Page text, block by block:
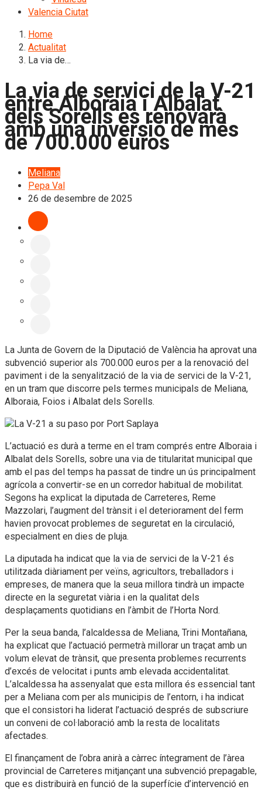
Valencia Ciutat
Home
Actualitat
La via de…
La via de servici de la V-21
entre Alboraia i Albalat
dels Sorells es renovarà
amb una inversió de més
de 700.000 euros
Meliana
Pepa Val
26 de desembre de 2025
La Junta de Govern de la Diputació de València ha aprovat una
subvenció superior als 700.000 euros per a la renovació del
paviment i de la senyalització de la via de servici de la V-21,
en un tram que discorre pels termes municipals de Meliana,
Alboraia, Foios i Albalat dels Sorells.
L’actuació es durà a terme en el tram comprés entre Alboraia i
Albalat dels Sorells, sobre una via de titularitat municipal que
amb el pas del temps ha passat de tindre un ús principalment
agrícola a convertir-se en un corredor habitual de mobilitat.
Segons ha explicat la diputada de Carreteres, Reme
Mazzolari, l’augment del trànsit i el deteriorament del ferm
havien provocat problemes de seguretat en la circulació,
especialment en dies de pluja.
La diputada ha indicat que la via de servici de la V-21 és
utilitzada diàriament per veïns, agricultors, treballadors i
empreses, de manera que la seua millora tindrà un impacte
directe en la seguretat viària i en la qualitat dels
desplaçaments quotidians en l’àmbit de l’Horta Nord.
Per la seua banda, l’alcaldessa de Meliana, Trini Montañana,
ha explicat que l’actuació permetrà millorar un traçat amb un
volum elevat de trànsit, que presenta problemes recurrents
d’excés de velocitat i punts amb elevada accidentalitat.
L’alcaldessa ha assenyalat que esta millora és essencial tant
per a Meliana com per als municipis de l’entorn, i ha indicat
que el consistori ha liderat l’actuació després de subscriure
un conveni de col·laboració amb la resta de localitats
afectades.
El finançament de l’obra anirà a càrrec íntegrament de l’àrea
provincial de Carreteres mitjançant una subvenció prepagable,
que es distribuirà en funció de la superfície d’intervenció en